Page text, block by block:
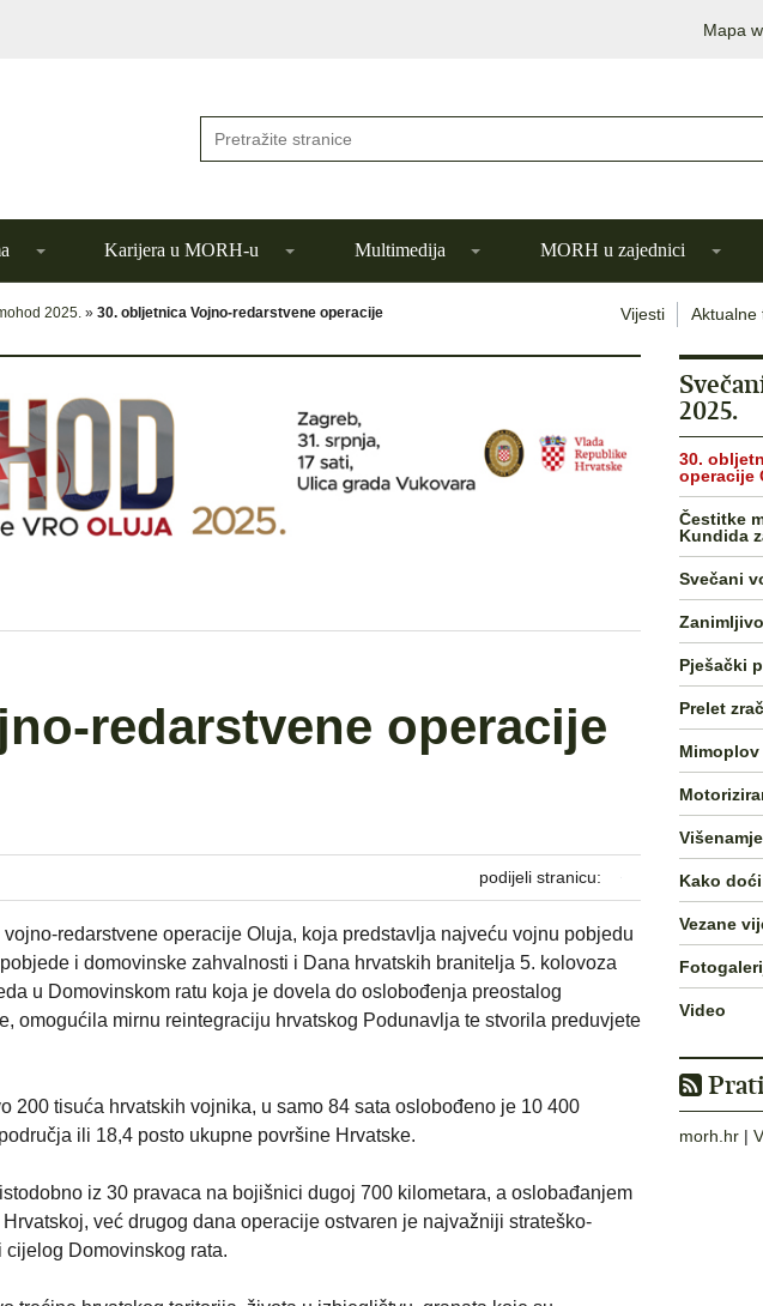
Mapa
Karijera u MORH-u Multimedija MORH u zajednici
2025. » 30. obljetnica Vojno-redarstvene operacije
Vijesti Aktualne
redarstvene operacije
podijeli stranicu:
redarstvene operacije Oluja, koja predstavlja najveću vojnu pobjedu
i domovinske zahvalnosti i Dana hrvatskih branitelja 5. kolovoza
u Domovinskom ratu koja je dovela do oslobođenja preostalog
omogućila mirnu reintegraciju hrvatskog Podunavlja te stvorila preduvjete
200 tisuća hrvatskih vojnika, u samo 84 sata oslobođeno je 10 400
ili 18,4 posto ukupne površine Hrvatske.
iz 30 pravaca na bojišnici dugoj 700 kilometara, a oslobađanjem
već drugog dana operacije ostvaren je najvažniji strateško-
Domovinskog rata.
2025.
30.
operacije
Čestitke
Kundida
Svečani
Pješački
Prelet
Kako
Vezane
Video
morh.hr |